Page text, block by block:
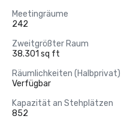
Meetingräume
242
Zweitgrößter Raum
38.301 sq ft
Räumlichkeiten (Halbprivat)
Verfügbar
Kapazität an Stehplätzen
852